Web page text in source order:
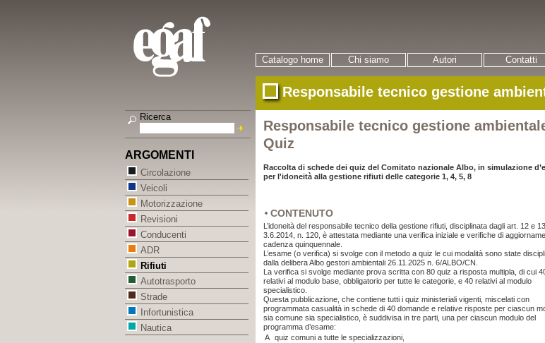
Catalogo home Chi siamo Autori Contatti
Responsabile tecnico gestione
Responsabile tecnico gestione
Quiz
Raccolta di schede dei quiz del Comitato nazionale Albo, in simulazione
per l'idoneità alla gestione rifiuti delle categorie 1, 4, 5, 8
CONTENUTO
L’idoneità del responsabile tecnico della gestione rifiuti, disciplinata dagli art. 12 e
3.6.2014, n. 120, è attestata mediante una verifica iniziale e verifiche di
cadenza quinquennale.
L’esame (o verifica) si svolge con il metodo a quiz le cui modalità sono state
dalla delibera Albo gestori ambientali 26.11.2025 n. 6/ALBO/CN.
La verifica si svolge mediante prova scritta con 80 quiz a risposta multipla, di cui
relativi al modulo base, obbligatorio per tutte le categorie, e 40 relativi al modulo
specialistico.
Questa pubblicazione, che contiene tutti i quiz ministeriali vigenti, miscelati con
programmata casualità in schede di 40 domande e relative risposte per ciascun
sia comune sia specialistico, è suddivisa in tre parti, una per ciascun modulo del
programma d’esame:
A quiz comuni a tutte le specializzazioni,
Ricerca
ARGOMENTI
Circolazione
Veicoli
Motorizzazione
Revisioni
Conducenti
ADR
Rifiuti
Autotrasporto
Strade
Infortunistica
Nautica